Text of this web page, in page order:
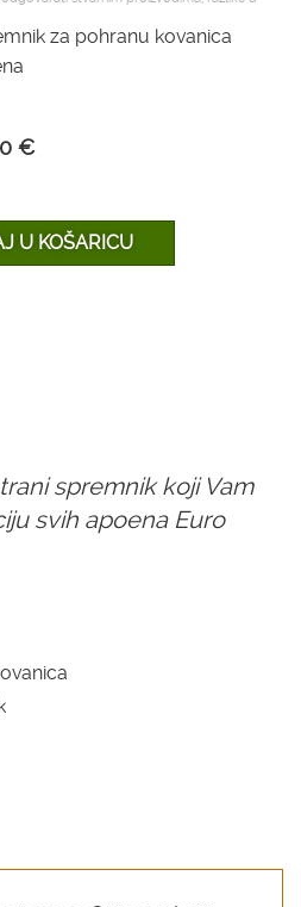
za pohranu kovanica
€
U KOŠARICU
spremnik koji Vam
svih apoena Euro